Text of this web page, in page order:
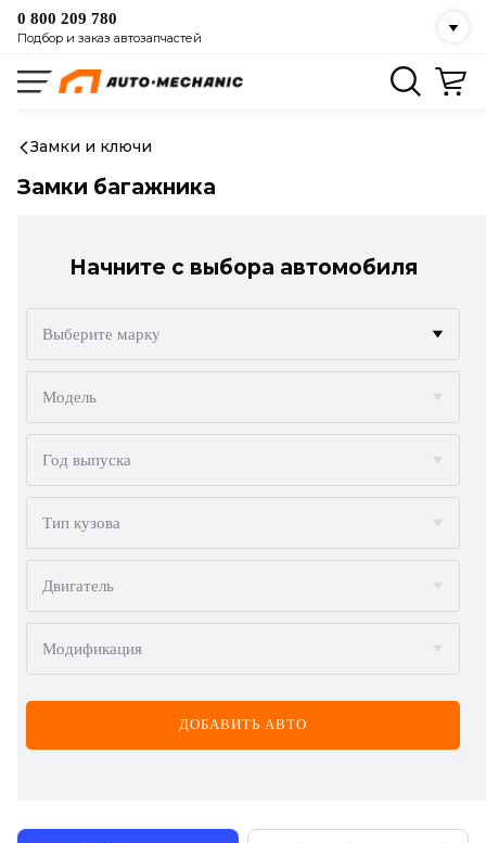
0 800 209 780
Подбор и заказ автозапчастей
Замки и ключи
Замки багажника
Начните с выбора автомобиля
Выберите марку
ALFA ROMEO
AUDI
BMW
BYD
CADILLAC
CHERY
CHEVROLET
CHRYSLER
Модель
Год выпуска
Тип кузова
Двигатель
Модификация
ДОБАВИТЬ АВТО